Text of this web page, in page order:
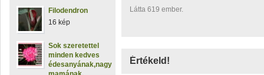
Filodendron
16 kép
Sok szeretettel
minden kedves
édesanyának,nagy
Látta 619 ember.
Értékeld!